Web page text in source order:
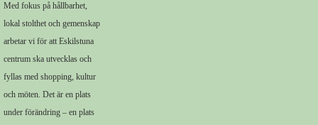
Med fokus på hållbarhet,
lokal stolthet och gemenskap
arbetar vi för att Eskilstuna
centrum ska utvecklas och
fyllas med shopping, kultur
och möten. Det är en plats
under förändring – en plats